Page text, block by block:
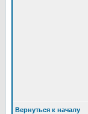
Вернуться к началу